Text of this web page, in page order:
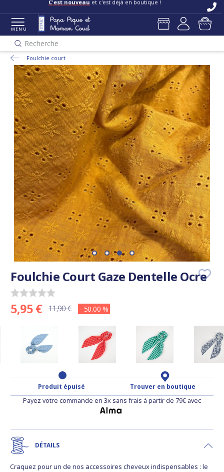
C'est nouveau et c'est déjà en boutique !
MENU
Recherche
Foulchie court
Foulchie Court Gaze Dentelle Ocre
5,95 € 11,90 € - 50.00 %
Produit épuisé Trouver en boutique
Payez votre commande en 3x sans frais à partir de 79€ avec
DÉTAILS
Craquez pour un de nos accessoires cheveux indispensables : le